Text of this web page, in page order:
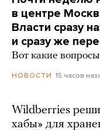
в центре
Власти сразу
и сразу же
Вот какие
НОВОСТИ 15 часов
Wildberries
хабы» для